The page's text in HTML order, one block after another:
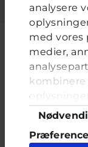
analysere
med vores
medier,
kombinere
de har
tjenester.
hvis du
Cyberhus er et
tanker i ung-til-
kan du være dig